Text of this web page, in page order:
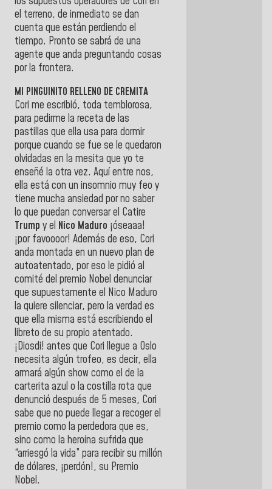
el terreno, de inmediato se dan
cuenta que están perdiendo el
tiempo. Pronto se sabrá de una
agente que anda preguntando cosas
por la frontera.
MI PINGUINITO RELLENO DE CREMITA
Cori me escribió, toda temblorosa,
para pedirme la receta de las
pastillas que ella usa para dormir
porque cuando se fue se le quedaron
olvidadas en la mesita que yo te
enseñé la otra vez. Aquí entre nos,
ella está con un insomnio muy feo y
tiene mucha ansiedad por no saber
lo que puedan conversar el Catire
Trump y el Nico Maduro ¡óseaaa!
¡por favoooor! Además de eso, Cori
anda montada en un nuevo plan de
autoatentado, por eso le pidió al
comité del premio Nobel denunciar
que supuestamente el Nico Maduro
la quiere silenciar, pero la verdad es
que ella misma está escribiendo el
libreto de su propio atentado.
¡Diosdi! antes que Cori llegue a Oslo
necesita algún trofeo, es decir, ella
armará algún show como el de la
carterita azul o la costilla rota que
denunció después de 5 meses, Cori
sabe que no puede llegar a recoger el
premio como la perdedora que es,
sino como la heroína sufrida que
“arriesgó la vida” para recibir su millón
de dólares, ¡perdón!, su Premio
Nobel.